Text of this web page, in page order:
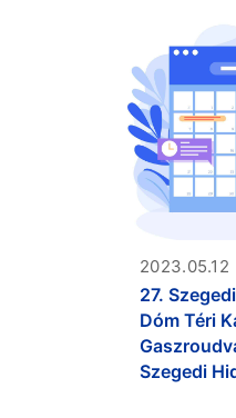
2023.05.12
27.
Dóm Téri
Szegedi